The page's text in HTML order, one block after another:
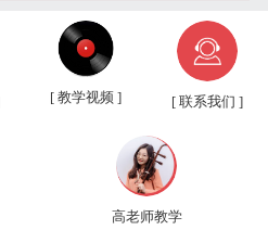
[ 教学视频 ] [ 联系我们 ]
高老师教学
年业余二胡友...
材、新琴应知应...
视频
视频
频